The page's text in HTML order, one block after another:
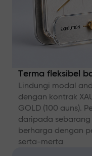
Terma fleksibel
Lindungi modal
dengan kontrak
GOLD (100 auns).
daripada
berharga dengan
serta-merta